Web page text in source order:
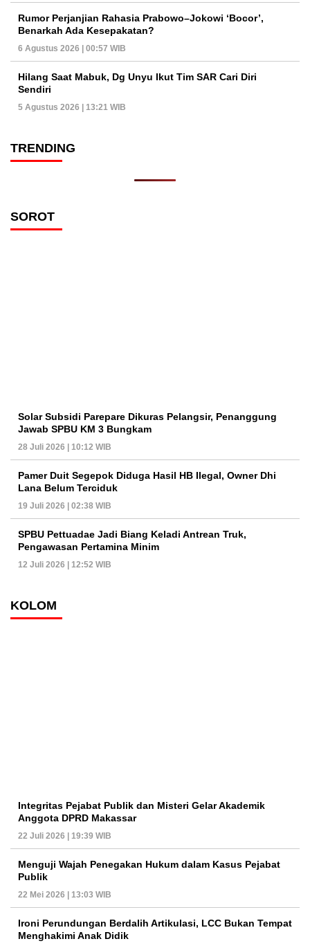
Rumor Perjanjian Rahasia Prabowo–Jokowi ‘Bocor’,
Benarkah Ada Kesepakatan?
6 Agustus 2026 | 00:57 WIB
Hilang Saat Mabuk, Dg Unyu Ikut Tim SAR Cari Diri
Sendiri
5 Agustus 2026 | 13:21 WIB
TRENDING
SOROT
Solar Subsidi Parepare Dikuras Pelangsir, Penanggung
Jawab SPBU KM 3 Bungkam
28 Juli 2026 | 10:12 WIB
Pamer Duit Segepok Diduga Hasil HB Ilegal, Owner Dhi
Lana Belum Terciduk
19 Juli 2026 | 02:38 WIB
SPBU Pettuadae Jadi Biang Keladi Antrean Truk,
Pengawasan Pertamina Minim
12 Juli 2026 | 12:52 WIB
KOLOM
Integritas Pejabat Publik dan Misteri Gelar Akademik
Anggota DPRD Makassar
22 Juli 2026 | 19:39 WIB
Menguji Wajah Penegakan Hukum dalam Kasus Pejabat
Publik
22 Mei 2026 | 13:03 WIB
Ironi Perundungan Berdalih Artikulasi, LCC Bukan Tempat
Menghakimi Anak Didik